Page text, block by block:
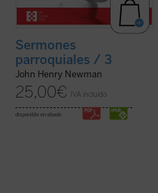
Sermones
parroquiales / 3
John Henry Newman
25,00€ IVA incluido
disponible en ebook: